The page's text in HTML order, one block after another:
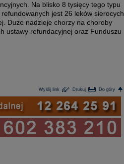
Na blisko 8 tysięcy tego typu
jest 26 leków sierocych
Duże nadzieje chorzy na choroby
ustawy refundacyjnej oraz Funduszu
Wyślij link Drukuj Do góry